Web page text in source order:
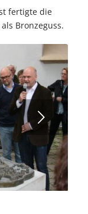
fertigte die
Bronzeguss.
3 4 5 6 7